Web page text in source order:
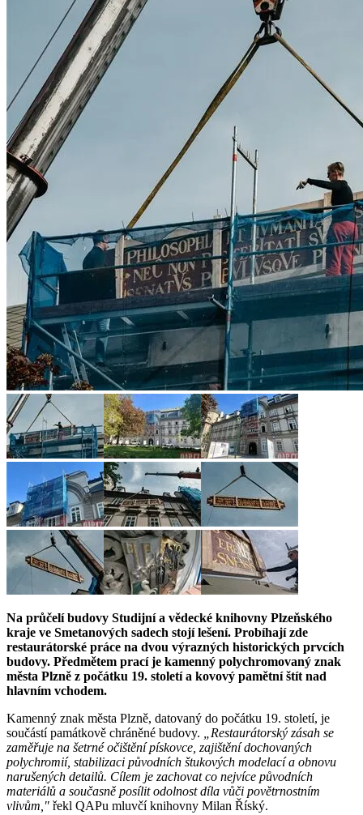
Na průčelí budovy Studijní a vědecké knihovny Plzeňského
kraje ve Smetanových sadech stojí lešení. Probíhají zde
restaurátorské práce na dvou výrazných historických prvcích
budovy. Předmětem prací je kamenný polychromovaný znak
města Plzně z počátku 19. století a kovový pamětní štít nad
hlavním vchodem.
Kamenný znak města Plzně, datovaný do počátku 19. století, je
součástí památkově chráněné budovy. „Restaurátorský zásah se
zaměřuje na šetrné očištění pískovce, zajištění dochovaných
polychromií, stabilizaci původních štukových modelací a obnovu
narušených detailů. Cílem je zachovat co nejvíce původních
materiálů a současně posílit odolnost díla vůči povětrnostním
vlivům," řekl QAPu mluvčí knihovny Milan Říský.